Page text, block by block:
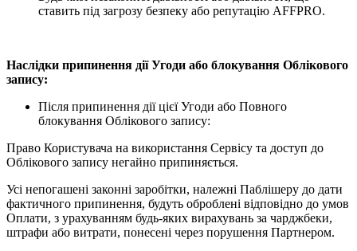
ставить під загрозу безпеку або репутацію AFFPRO.
Наслідки припинення дії Угоди або блокування Облікового
запису:
Після припинення дії цієї Угоди або Повного
блокування Облікового запису:
Право Користувача на використання Сервісу та доступ до
Облікового запису негайно припиняється.
Усі непогашені законні заробітки, належні Паблішеру до дати
фактичного припинення, будуть оброблені відповідно до умов
Оплати, з урахуванням будь-яких вирахувань за чарджбеки,
штрафи або витрати, понесені через порушення Партнером.